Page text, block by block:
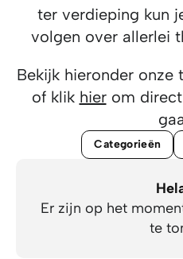
ter verdieping kun
volgen over allerlei
Bekijk hieronder onze
of klik hierom direct
Categorieën
Er zijn op het
te